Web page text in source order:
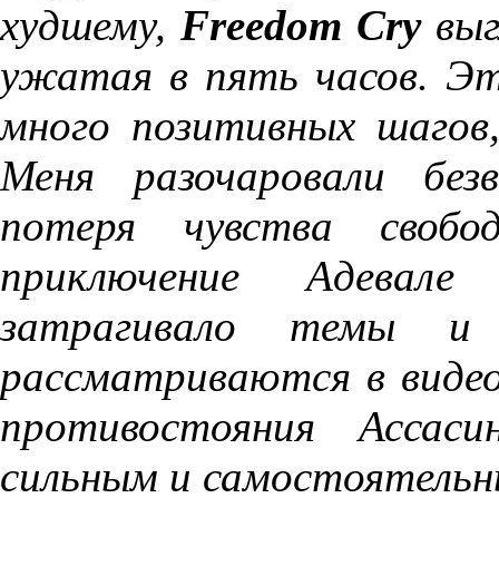
худшему,Freedom Cry
ужатая в пять часов.
много позитивных
Меня разочаровали
потеря чувства
приключение
затрагивало темы и
рассматриваются в
противостояния
сильным и